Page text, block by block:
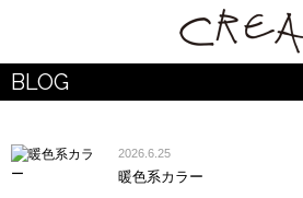
BLOG
2026.6.25
暖色系カラー